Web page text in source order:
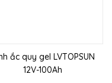
ắc quy gel LVTOPSUN
12V-100Ah